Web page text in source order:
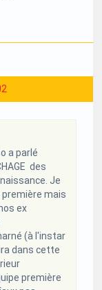
a parlé
des
Je
première mais
ex
(à l'instar
dans cette
première